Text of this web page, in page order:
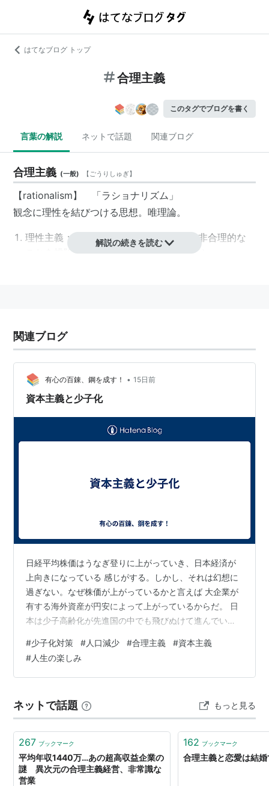
はてなブログ トップ
合理主義
このタグでブログを書く
言葉の解説 ネットで話題 関連ブログ
合理主義 (一般) 【ごうりしゅぎ】
【rationalism】 「ラショナリズム 」
観念に理性を結びつける思想。唯理論。
理性主義：理性による発見を重視して、非合理的な
ことを排除していくこと。（⇔直観主義
解説の続きを読む
関連ブログ
有心の百錬、鋼を成す！ • 15日前
資本主義と少子化
日経平均株価はうなぎ登りに上がっていき、日本経済が
上向きになっている 感じがする。しかし、それは幻想に
過ぎない。なぜ株価が上がっているかと言えば 大企業が
有する海外資産が円安によって上がっているからだ。 日
本は少子高齢化が先進国の中でも飛びぬけて進んでい
株価だけが上がっても国民は縮小していく国力に 希望を
感じず、閉塞感が漂っている。 なぜ少子化は止まらない
のか？ それは資本主義が成熟し広くひろまってきたから
今さらと思うかもしれない。 しかし、私たちは大きな勘
違いをしている。資本主義とは単に経…
#少子化対策 #人口減少 #合理主義 #資本主義
#人生の楽しみ
ネットで話題 もっと見る
267 ブックマーク
平均年収1440万…あの超高収益企業の
謎 異次元の合理主義経営、非常識な
営業
162 ブックマーク
合理主義と恋愛は結